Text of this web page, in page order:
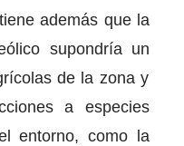
además que la
supondría un
de la zona y
a especies
entorno, como la